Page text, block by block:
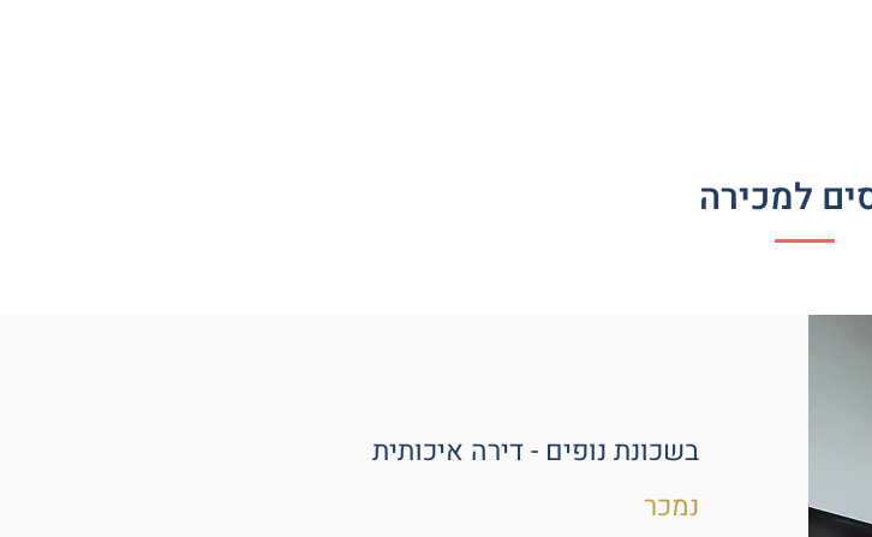
למכירה
בשכונת נופים - דירה איכותית
נמכר